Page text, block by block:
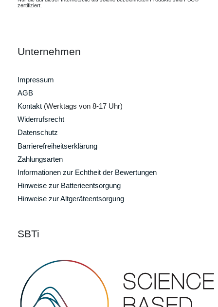
zertifiziert.
Unternehmen
Impressum
AGB
Kontakt (Werktags von 8-17 Uhr)
Widerrufsrecht
Datenschutz
Barrierefreiheitserklärung
Zahlungsarten
Informationen zur Echtheit der Bewertungen
Hinweise zur Batterieentsorgung
Hinweise zur Altgeräteentsorgung
SBTi